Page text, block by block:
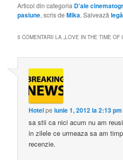
Articol din categoria D'ale
pasiune, scris deMika. Salvează
5 COMENTARII LA „LOVE IN THE TIME OF
Hotelpeiunie 1, 2012 la 2:13 pm
sa stii ca nici acum nu am
in zilele ce urmeaza sa am
recenzie.